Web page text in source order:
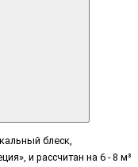
блеск,
и рассчитан на 6 - 8 м³